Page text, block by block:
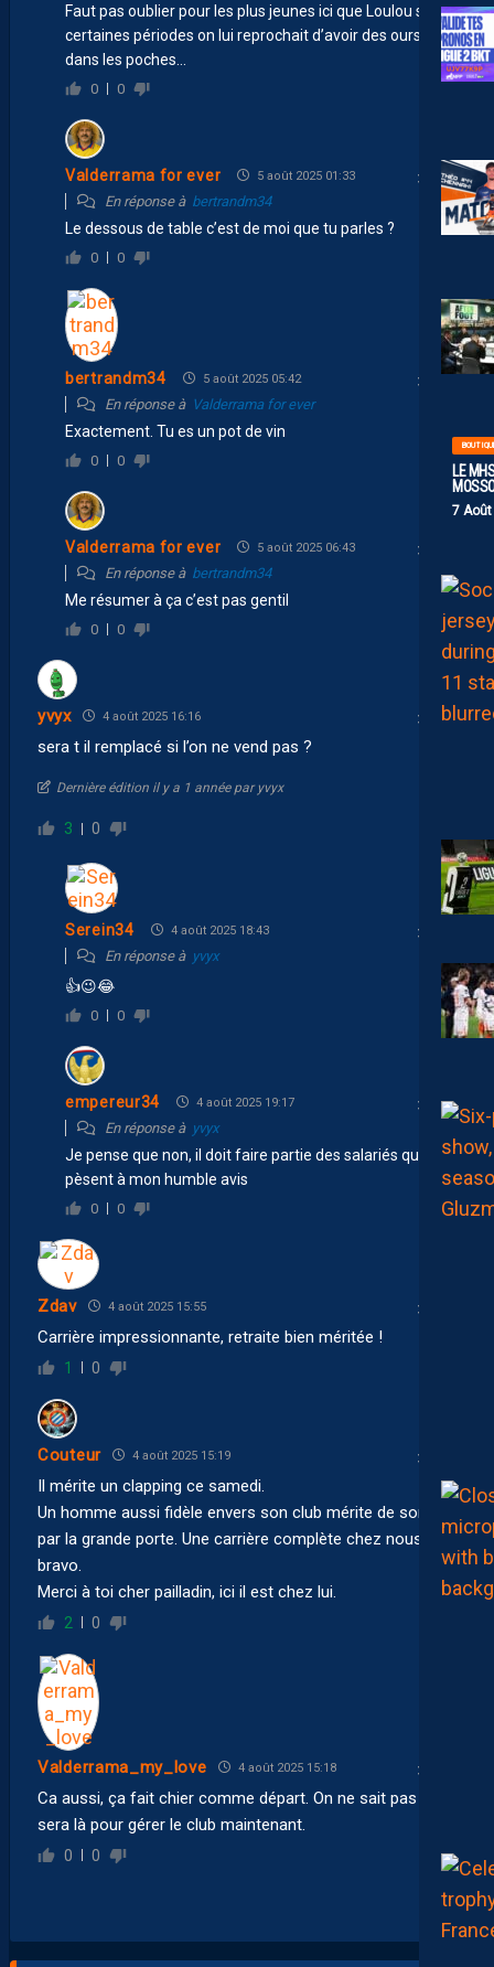
LE
7
Faut pas oublier pour les plus jeunes ici que Loulou sur
certaines périodes on lui reprochait d’avoir des oursins
dans les poches…
0 0
Valderrama for ever 5 août 2025 01:33
En réponse à bertrandm34
Le dessous de table c’est de moi que tu parles ?
0 0
bertrandm34 5 août 2025 05:42
En réponse à Valderrama for ever
Exactement. Tu es un pot de vin
0 0
Valderrama for ever 5 août 2025 06:43
En réponse à bertrandm34
Me résumer à ça c’est pas gentil
0 0
yvyx 4 août 2025 16:16
sera t il remplacé si l’on ne vend pas ?
Dernière édition il y a 1 année par yvyx
3 0
Serein34 4 août 2025 18:43
En réponse à yvyx
👍😉😂
0 0
empereur34 4 août 2025 19:17
En réponse à yvyx
Je pense que non, il doit faire partie des salariés qui
pèsent à mon humble avis
0 0
Zdav 4 août 2025 15:55
Carrière impressionnante, retraite bien méritée !
1 0
Couteur 4 août 2025 15:19
Il mérite un clapping ce samedi.
Un homme aussi fidèle envers son club mérite de sortir
par la grande porte. Une carrière complète chez nous,
bravo.
Merci à toi cher pailladin, ici il est chez lui.
2 0
Valderrama_my_love 4 août 2025 15:18
Ca aussi, ça fait chier comme départ. On ne sait pas qui
sera là pour gérer le club maintenant.
0 0